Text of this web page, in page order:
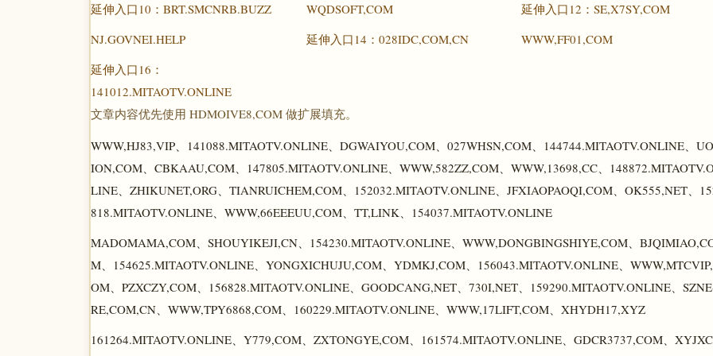
延伸入口10：BRT.SMCNRB.BUZZ
WQDSOFT,COM
延伸入口12：SE,X7SY,COM
NJ.GOVNEI.HELP
延伸入口14：028IDC,COM,CN
WWW,FF01,COM
延伸入口16：
141012.MITAOTV.ONLINE
文章内容优先使用 HDMOIVE8,COM 做扩展填充。
WWW,HJ83,VIP、141088.MITAOTV.ONLINE、DGWAIYOU,COM、027WHSN,COM、144744.MITAOTV.ONLINE、
ION,COM、CBKAAU,COM、147805.MITAOTV.ONLINE、WWW,582ZZ,COM、WWW,13698,CC、
LINE、ZHIKUNET,ORG、TIANRUICHEM,COM、152032.MITAOTV.ONLINE、JFXIAOPAOQI,COM、OK555,NET、
818.MITAOTV.ONLINE、WWW,66EEEUU,COM、TT,LINK、154037.MITAOTV.ONLINE
MADOMAMA,COM、SHOUYIKEJI,CN、154230.MITAOTV.ONLINE、WWW,DONGBINGSHIYE,COM、
M、154625.MITAOTV.ONLINE、YONGXICHUJU,COM、YDMKJ,COM、156043.MITAOTV.ONLINE、
OM、PZXCZY,COM、156828.MITAOTV.ONLINE、GOODCANG,NET、730I,NET、159290.MITAOTV.ONLINE、
RE,COM,CN、WWW,TPY6868,COM、160229.MITAOTV.ONLINE、WWW,17LIFT,COM、XHYDH17,XYZ
161264.MITAOTV.ONLINE、Y779,COM、ZXTONGYE,COM、161574.MITAOTV.ONLINE、GDCR3737,COM、